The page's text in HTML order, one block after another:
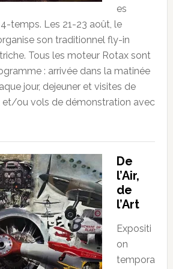
es
temps. Les 21-23 août, le
son traditionnel fly-in
Tous les moteur Rotax sont
: arrivée dans la matinée
jour, dejeuner et visites de
et/ou vols de démonstration avec
De
l’Air,
de
l’Art
Expositi
on
tempora